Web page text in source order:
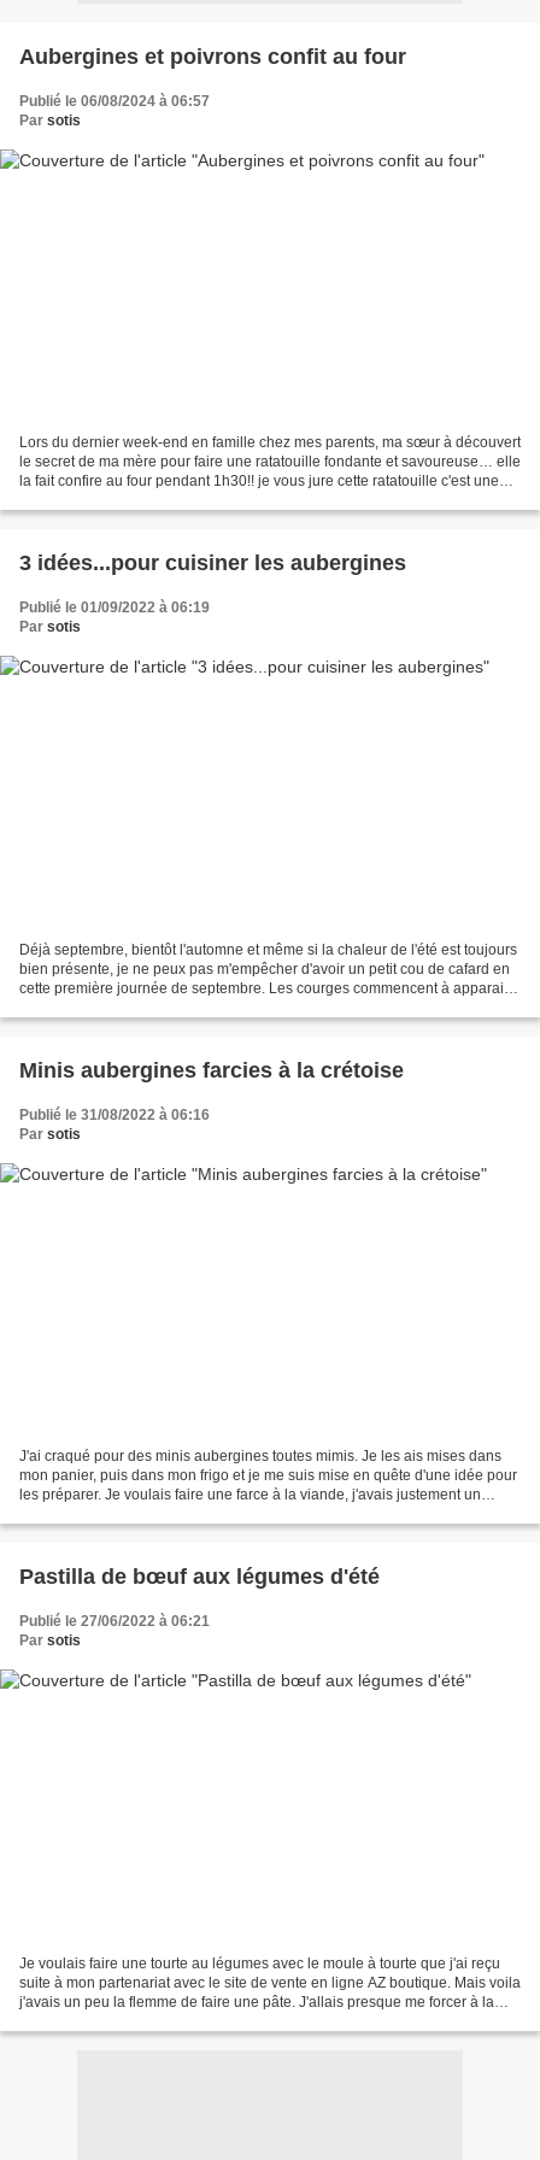
Aubergines et poivrons confit au four
Publié le 06/08/2024 à 06:57
Par sotis
Lors du dernier week-end en famille chez mes parents, ma sœur à découvert
le secret de ma mère pour faire une ratatouille fondante et savoureuse… elle
la fait confire au four pendant 1h30!! je vous jure cette ratatouille c'est une
3 idées...pour cuisiner les aubergines
Publié le 01/09/2022 à 06:19
Par sotis
Déjà septembre, bientôt l'automne et même si la chaleur de l'été est toujours
bien présente, je ne peux pas m'empêcher d'avoir un petit cou de cafard en
cette première journée de septembre. Les courges commencent à apparaitre
Minis aubergines farcies à la crétoise
Publié le 31/08/2022 à 06:16
Par sotis
J'ai craqué pour des minis aubergines toutes mimis. Je les ais mises dans
mon panier, puis dans mon frigo et je me suis mise en quête d'une idée pour
les préparer. Je voulais faire une farce à la viande, j'avais justement un
Pastilla de bœuf aux légumes d'été
Publié le 27/06/2022 à 06:21
Par sotis
Je voulais faire une tourte au légumes avec le moule à tourte que j'ai reçu
suite à mon partenariat avec le site de vente en ligne AZ boutique. Mais voila
j'avais un peu la flemme de faire une pâte. J'allais presque me forcer à la